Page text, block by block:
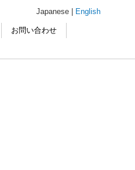
Japanese | English
お問い合わせ